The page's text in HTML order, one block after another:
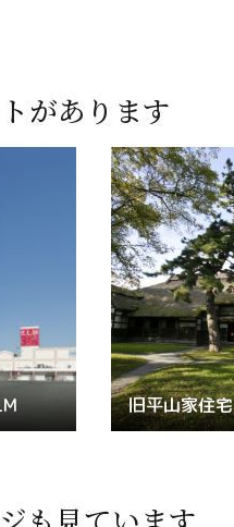
があります
旧平山家住宅